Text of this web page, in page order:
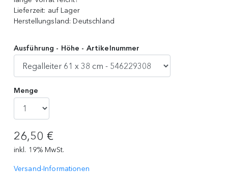
Lieferzeit: auf Lager
Herstellungsland: Deutschland
Ausführung - Höhe - Artikelnummer
Menge
26,50 €
inkl. 19% MwSt.
Versand-Informationen